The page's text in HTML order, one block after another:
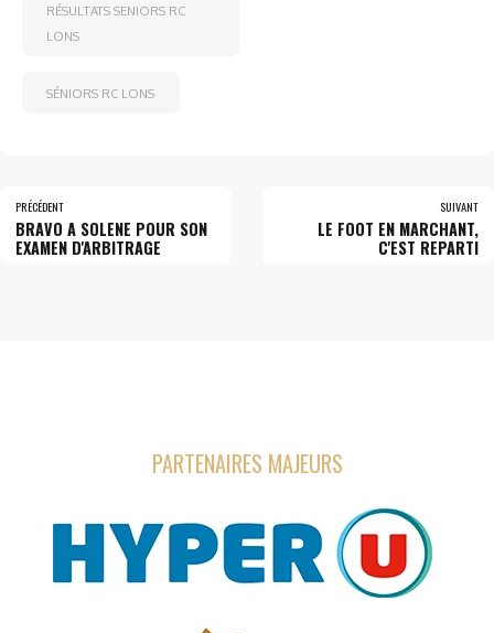
RÉSULTATS SENIORS RC
LONS
SÉNIORS RC LONS
PRÉCÉDENT
BRAVO A SOLENE POUR SON
EXAMEN D'ARBITRAGE
SUIVANT
LE FOOT EN MARCHANT,
C'EST REPARTI
PARTENAIRES MAJEURS